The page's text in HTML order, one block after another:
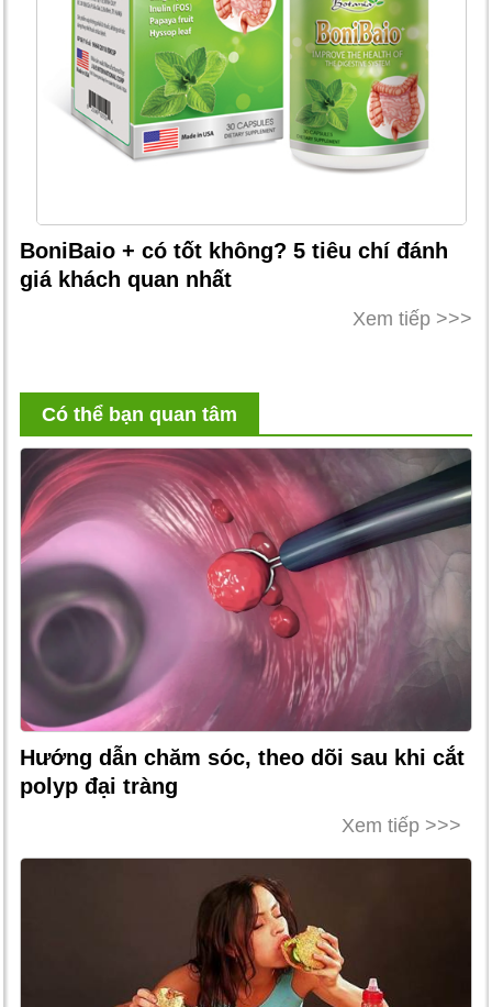
BoniBaio + có tốt không? 5 tiêu chí đánh
giá khách quan nhất
Xem tiếp >>>
Có thể bạn quan tâm
Hướng dẫn chăm sóc, theo dõi sau khi cắt
polyp đại tràng
Xem tiếp >>>